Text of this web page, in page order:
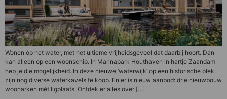
Wonen óp het water, met het ultieme vrijheidsgevoel dat daarbij hoort. Dan
kan alleen op een woonschip. In Marinapark Houthaven in hartje Zaandam
heb je die mogelijkheid. In deze nieuwe ‘waterwijk’ op een historische plek
zijn nog diverse waterkavels te koop. En er is nieuw aanbod: drie nieuwbouw
woonarken mét ligplaats. Ontdek er alles over […]